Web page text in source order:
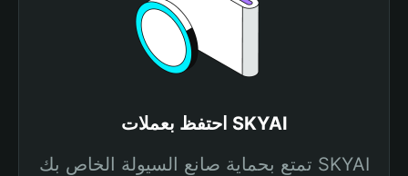
احتفظ بعملات SKYAI
تمتع بحماية صانع السيولة الخاص بك SKYAI